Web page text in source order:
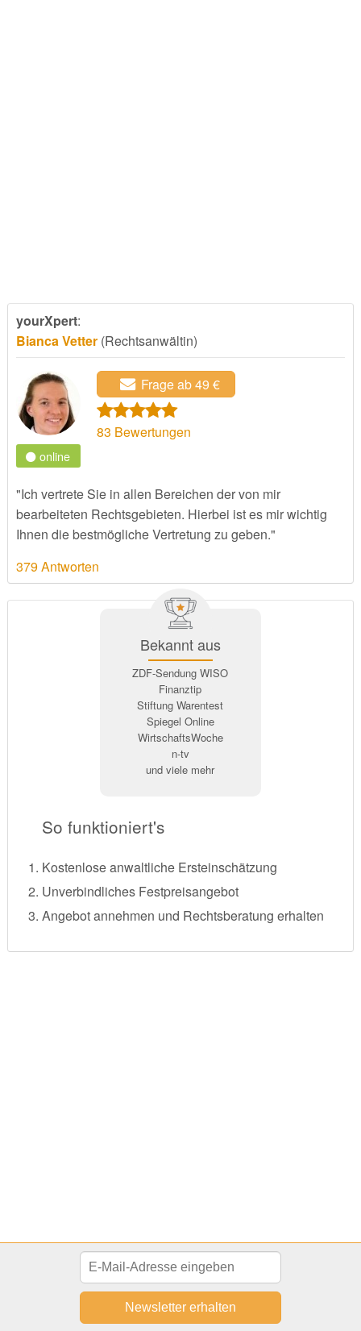
yourXpert:
Bianca Vetter(Rechtsanwältin)
online
Frage ab 49 €
83 Bewertungen
"Ich vertrete Sie in allen Bereichen der von mir
bearbeiteten Rechtsgebieten. Hierbei ist es mir wichtig
Ihnen die bestmögliche Vertretung zu geben."
379 Antworten
Bekannt aus
ZDF-Sendung WISO
Finanztip
Stiftung Warentest
Spiegel Online
WirtschaftsWoche
n-tv
und viele mehr
So funktioniert's
Kostenlose anwaltliche Ersteinschätzung
Unverbindliches Festpreisangebot
Angebot annehmen und Rechtsberatung erhalten